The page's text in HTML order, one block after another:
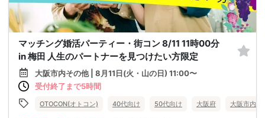
マッチング婚活パーティー・街コン 8/11 11時00分
in 梅田 人生のパートナーを見つけたい方限定
大阪市内その他 | 8月11日(火・山の日) 11:00〜
受付終了まで5時間
OTOCON(オトコン) 40代向け 50代向け 大阪府 大阪市内そ